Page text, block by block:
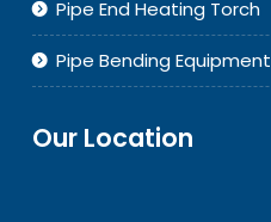
Pipe End Heating Torch
Pipe Bending Equipment
Our Location